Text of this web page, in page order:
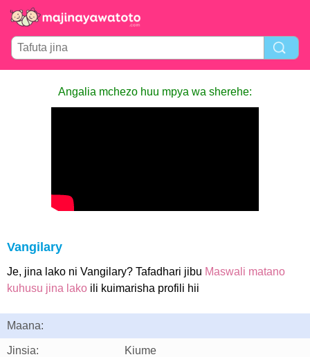
Angalia mchezo huu mpya wa sherehe:
Vangilary
Je, jina lako ni Vangilary? Tafadhari jibu Maswali matano
kuhusu jina lako ili kuimarisha profili hii
Maana:
Jinsia: Kiume